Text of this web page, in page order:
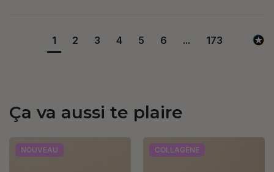
1 2 3 4 5 6 ... 173
Ça va aussi te plaire
NOUVEAU COLLAGÈNE